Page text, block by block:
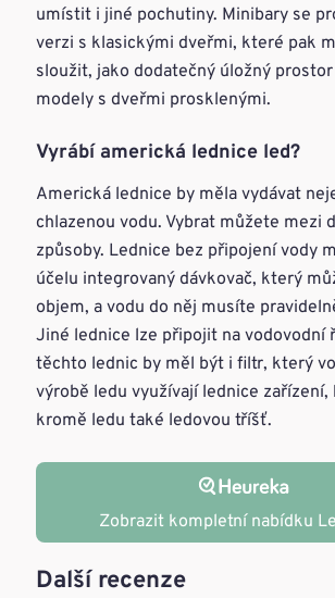
umístit i jiné pochutiny. Minibary se
verzi s klasickými dveřmi, které pak
sloužit, jako dodatečný úložný
modely s dveřmi prosklenými.
Vyrábí americká lednice led?
Americká lednice by měla vydávat
chlazenou vodu. Vybrat můžete mezi
způsoby. Lednice bez připojení vody
účelu integrovaný dávkovač, který
objem, a vodu do něj musíte
Jiné lednice lze připojit na vodovodní
těchto lednic by měl být i filtr, který
výrobě ledu využívají lednice
kromě ledu také ledovou tříšť.
Zobrazit kompletní nabídku
Další recenze